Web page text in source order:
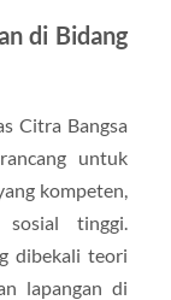
di Bidang
Citra Bangsa
untuk
kompeten,
tinggi.
dibekali teori
lapangan di